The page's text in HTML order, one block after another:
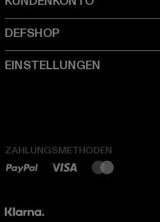
ZAHLUNGSMETHODEN